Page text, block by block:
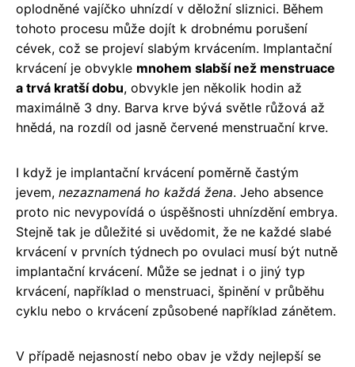
oplodněné vajíčko uhnízdí v děložní sliznici. Během
tohoto procesu může dojít k drobnému porušení
cévek, což se projeví slabým krvácením. Implantační
krvácení je obvykle mnohem slabší než menstruace
a trvá kratší dobu, obvykle jen několik hodin až
maximálně 3 dny. Barva krve bývá světle růžová až
hnědá, na rozdíl od jasně červené menstruační krve.
I když je implantační krvácení poměrně častým
jevem, nezaznamená ho každá žena. Jeho absence
proto nic nevypovídá o úspěšnosti uhnízdění embrya.
Stejně tak je důležité si uvědomit, že ne každé slabé
krvácení v prvních týdnech po ovulaci musí být nutně
implantační krvácení. Může se jednat i o jiný typ
krvácení, například o menstruaci, špinění v průběhu
cyklu nebo o krvácení způsobené například zánětem.
V případě nejasností nebo obav je vždy nejlepší se